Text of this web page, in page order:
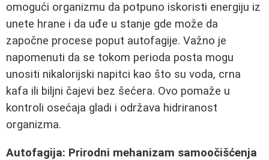
omogući organizmu da potpuno iskoristi energiju iz
unete hrane i da uđe u stanje gde može da
započne procese poput autofagije. Važno je
napomenuti da se tokom perioda posta mogu
unositi nikalorijski napitci kao što su voda, crna
kafa ili biljni čajevi bez šećera. Ovo pomaže u
kontroli osećaja gladi i održava hidriranost
organizma.
Autofagija: Prirodni mehanizam samoočišćenja